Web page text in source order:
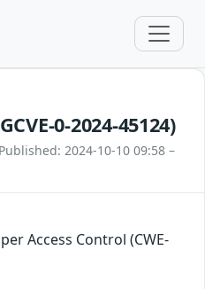
0-2024-45124)
2024-10-10 09:58 –
Access Control (CWE-